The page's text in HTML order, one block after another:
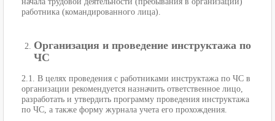
работника (командированного лица).
Организация и проведение инструктажа по
ЧС
2.1. В целях проведения с работниками инструктажа по ЧС в
организации рекомендуется назначить ответственное лицо,
разработать и утвердить программу проведения инструктажа
по ЧС, а также форму журнала учета его прохождения.